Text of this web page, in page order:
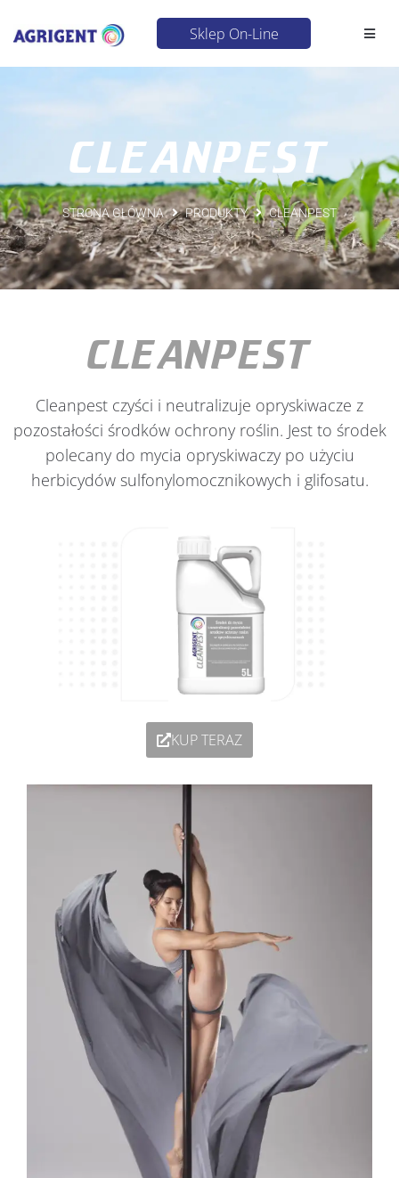
Sklep On-Line
CLEANPEST
STRONA GŁÓWNA PRODUKTY CLEANPEST
CLEANPEST
Cleanpest czyści i neutralizuje opryskiwacze z
pozostałości środków ochrony roślin. Jest to środek
polecany do mycia opryskiwaczy po użyciu
herbicydów sulfonylomocznikowych i glifosatu.
KUP TERAZ